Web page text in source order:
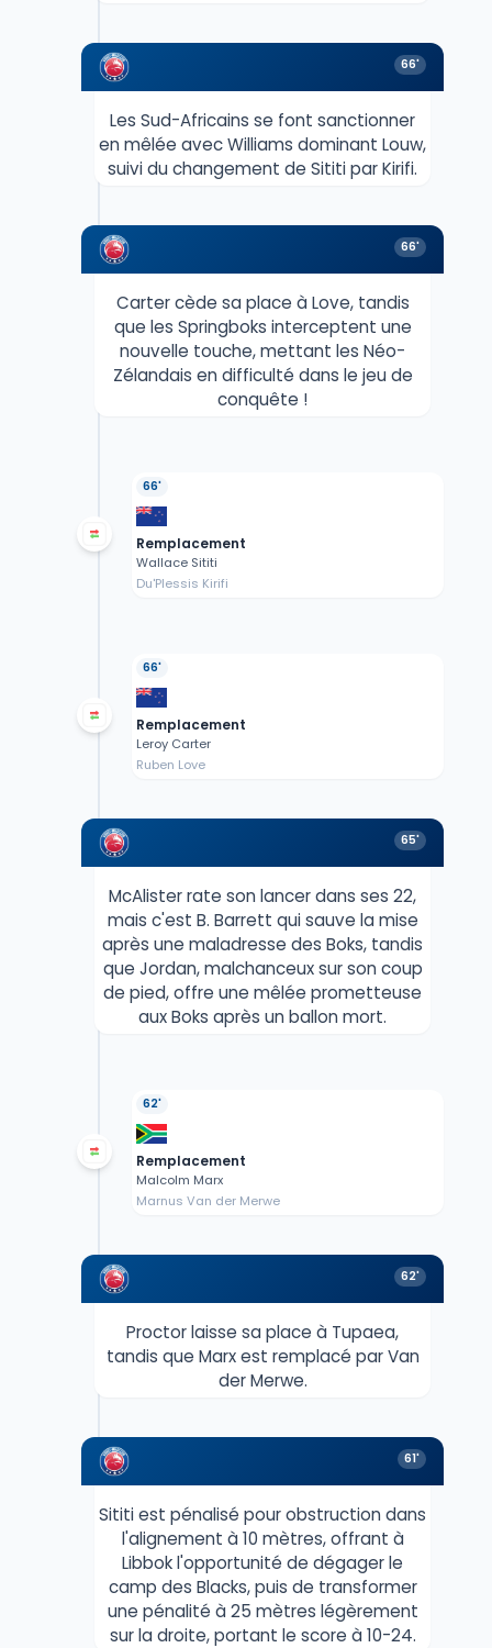
66'
Les Sud-Africains se font sanctionner
en mêlée avec Williams dominant Louw,
suivi du changement de Sititi par Kirifi.
66'
Carter cède sa place à Love, tandis
que les Springboks interceptent une
nouvelle touche, mettant les Néo-
Zélandais en difficulté dans le jeu de
conquête !
66'
Remplacement
Wallace Sititi
Du'Plessis Kirifi
66'
Remplacement
Leroy Carter
Ruben Love
65'
McAlister rate son lancer dans ses 22,
mais c'est B. Barrett qui sauve la mise
après une maladresse des Boks, tandis
que Jordan, malchanceux sur son coup
de pied, offre une mêlée prometteuse
aux Boks après un ballon mort.
62'
Remplacement
Malcolm Marx
Marnus Van der Merwe
62'
Proctor laisse sa place à Tupaea,
tandis que Marx est remplacé par Van
der Merwe.
61'
Sititi est pénalisé pour obstruction dans
l'alignement à 10 mètres, offrant à
Libbok l'opportunité de dégager le
camp des Blacks, puis de transformer
une pénalité à 25 mètres légèrement
sur la droite, portant le score à 10-24.